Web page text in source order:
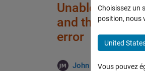
Unable to
and the size of
error
John McCann 4
Choisissez un
position, nous
United
Vous pouvez